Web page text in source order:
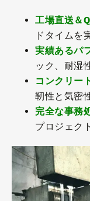
工場直送＆
ドタイムを
実績あるパ
ック、耐湿
コンクリー
靭性と気密
完全な事務
プロジェク